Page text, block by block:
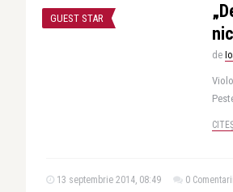
GUEST STAR
de
13 septembrie 2014, 08:49 0 Comentarii